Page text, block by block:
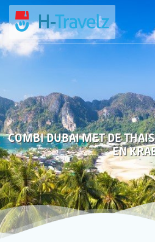
COMBI DUBAI MET DE
EN